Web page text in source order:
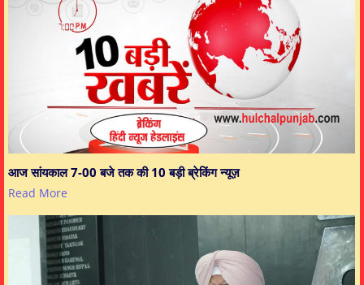
आज सांयकाल 7-00 बजे तक की 10 बड़ी ब्रेकिंग न्यूज़
Read More